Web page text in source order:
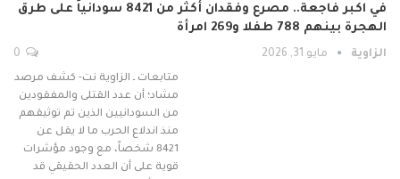
في اكبر فاجعة.. مصرع وفقدان أكثر من 8421 سودانياً على طرق
الهجرة بينهم 788 طفلا و269 امرأة
الزاوية مايو 31, 2026
متابعات ـ الزاوية نت- كشف مرصد
مشاد؛ أن عدد القتلى والمفقودين
من السودانيين الذين تم توثيقهم
منذ اندلاع الحرب ما لا يقل عن
8421 شخصاً، مع وجود مؤشرات
قوية على أن العدد الحقيقي قد